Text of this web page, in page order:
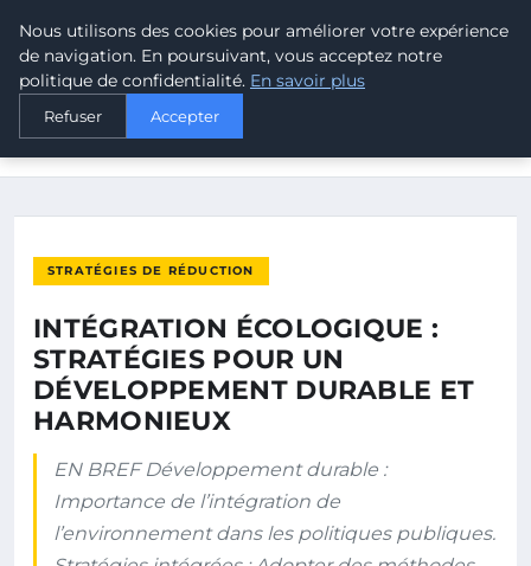
MALTA CLIMATE
ACCUEIL
INTÉGRATION ÉCOLOGIQUE : STRATÉGIES POUR UN
STRATÉGIES DE RÉDUCTION
INTÉGRATION ÉCOLOGIQUE :
STRATÉGIES POUR UN
DÉVELOPPEMENT DURABLE ET
HARMONIEUX
EN BREF Développement durable :
Importance de l’intégration de
l’environnement dans les politiques publiques.
Nous utilisons des cookies pour améliorer votre expérience
de navigation. En poursuivant, vous acceptez notre
politique de confidentialité. En savoir plus
Refuser Accepter